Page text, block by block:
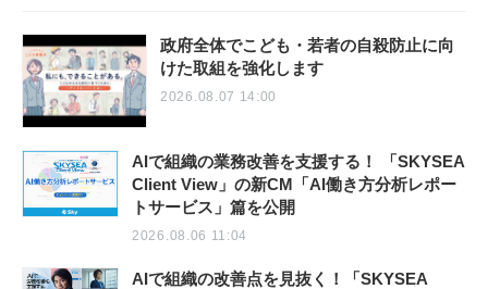
政府全体でこども・若者の自殺防止に向
けた取組を強化します
2026.08.07 14:00
AIで組織の業務改善を支援する！ 「SKYSEA
Client View」の新CM「AI働き方分析レポー
トサービス」篇を公開
2026.08.06 11:04
AIで組織の改善点を見抜く！「SKYSEA